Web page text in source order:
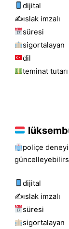
dijital
✍️islak i̇mzalı
süresi
sigortalayan
dil
teminat tutarı
poliçe
dijital
✍️islak i̇mzalı
süresi
sigortalayan